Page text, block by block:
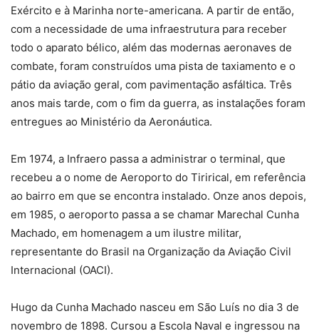
Exército e à Marinha norte-americana. A partir de então,
com a necessidade de uma infraestrutura para receber
todo o aparato bélico, além das modernas aeronaves de
combate, foram construídos uma pista de taxiamento e o
pátio da aviação geral, com pavimentação asfáltica. Três
anos mais tarde, com o fim da guerra, as instalações foram
entregues ao Ministério da Aeronáutica.
Em 1974, a Infraero passa a administrar o terminal, que
recebeu a o nome de Aeroporto do Tirirical, em referência
ao bairro em que se encontra instalado. Onze anos depois,
em 1985, o aeroporto passa a se chamar Marechal Cunha
Machado, em homenagem a um ilustre militar,
representante do Brasil na Organização da Aviação Civil
Internacional (OACI).
Hugo da Cunha Machado nasceu em São Luís no dia 3 de
novembro de 1898. Cursou a Escola Naval e ingressou na